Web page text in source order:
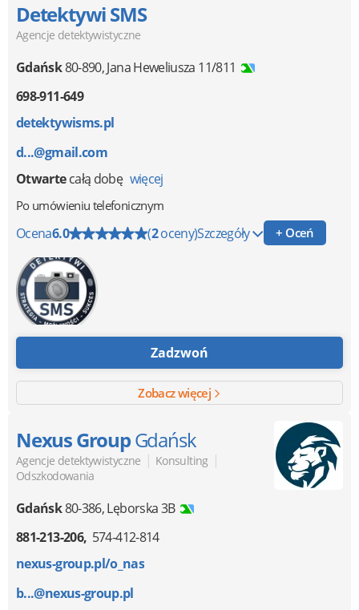
Detektywi SMS
Agencje detektywistyczne
Gdańsk80-890,Jana Heweliusza 11/811
698-911-649
detektywisms.pl
d...@gmail.com
Otwartecałą dobę więcej
Po umówieniu telefonicznym
Ocena6.0 (2oceny)Szczegóły + Oceń
Zadzwoń
Zobacz więcej
Nexus GroupGdańsk
Agencje detektywistyczne | Konsulting |
Odszkodowania
Gdańsk80-386,Lęborska 3B
881-213-206 574-412-814
nexus-group.pl/o_nas
b...@nexus-group.pl